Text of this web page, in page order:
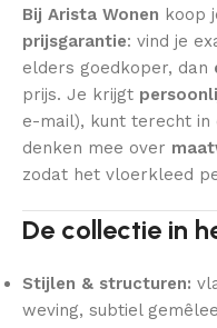
Bij Arista Wonen koop
prijsgarantie: vind je
elders goedkoper, dan
prijs. Je krijgt
e-mail), kunt terecht in
denken mee over
zodat het vloerkleed
De collectie in
Stijlen & structuren:
weving, subtiel